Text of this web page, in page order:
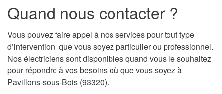
Quand nous contacter ?
Vous pouvez faire appel à nos services pour tout type
d’intervention, que vous soyez particulier ou professionnel.
Nos électriciens sont disponibles quand vous le souhaitez
pour répondre à vos besoins où que vous soyez à
Pavillons-sous-Bois (93320).